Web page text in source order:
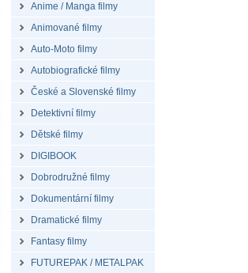
Anime / Manga filmy
Animované filmy
Auto-Moto filmy
Autobiografické filmy
České a Slovenské filmy
Detektivní filmy
Dětské filmy
DIGIBOOK
Dobrodružné filmy
Dokumentární filmy
Dramatické filmy
Fantasy filmy
FUTUREPAK / METALPAK